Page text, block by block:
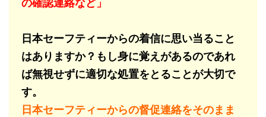
の確認連絡など」
日本セーフティーからの着信に思い当ること
はありますか？もし身に覚えがあるのであれ
ば無視せずに適切な処置をとることが大切で
す。
日本セーフティーからの督促連絡をそのまま